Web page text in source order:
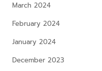
March 2024
February 2024
January 2024
December 2023